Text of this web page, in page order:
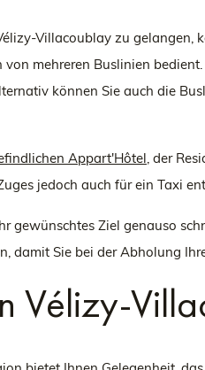
Villacoublay zu
von mehreren Buslinien
können Sie auch die
Appart'Hôtel , der
jedoch auch für ein Taxi
gewünschtes Ziel genauso
damit Sie bei der Abholung
Vélizy-